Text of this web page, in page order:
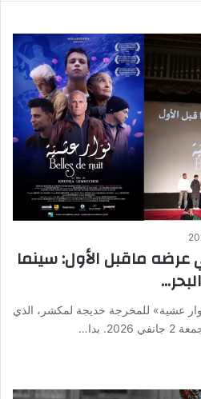
ماقبل الأول: سينما
عشية» للمخرجة خديجة لمكشر، الذي
بدا…